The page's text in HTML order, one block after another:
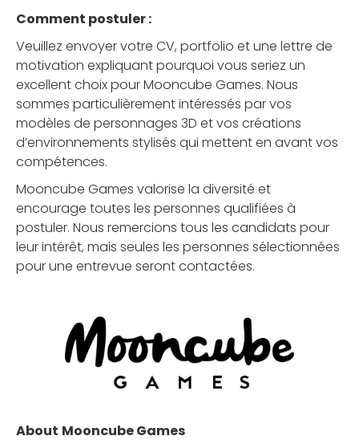
Comment postuler :
Veuillez envoyer votre CV, portfolio et une lettre de
motivation expliquant pourquoi vous seriez un
excellent choix pour Mooncube Games. Nous
sommes particulièrement intéressés par vos
modèles de personnages 3D et vos créations
d’environnements stylisés qui mettent en avant vos
compétences.
Mooncube Games valorise la diversité et
encourage toutes les personnes qualifiées à
postuler. Nous remercions tous les candidats pour
leur intérêt, mais seules les personnes sélectionnées
pour une entrevue seront contactées.
About Mooncube Games